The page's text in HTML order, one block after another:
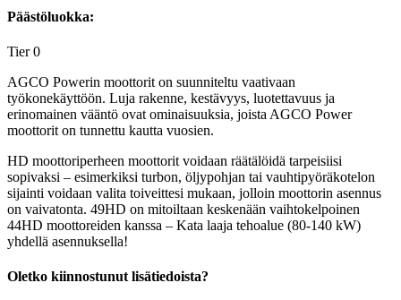
Päästöluokka:
Tier 0
AGCO Powerin moottorit on suunniteltu vaativaan
työkonekäyttöön. Luja rakenne, kestävyys, luotettavuus ja
erinomainen vääntö ovat ominaisuuksia, joista AGCO Power
moottorit on tunnettu kautta vuosien.
HD moottoriperheen moottorit voidaan räätälöidä tarpeisiisi
sopivaksi – esimerkiksi turbon, öljypohjan tai vauhtipyöräkotelon
sijainti voidaan valita toiveittesi mukaan, jolloin moottorin asennus
on vaivatonta. 49HD on mitoiltaan keskenään vaihtokelpoinen
44HD moottoreiden kanssa – Kata laaja tehoalue (80-140 kW)
yhdellä asennuksella!
Oletko kiinnostunut lisätiedoista?